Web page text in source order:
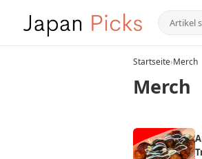
Startseite›Merch
Merch